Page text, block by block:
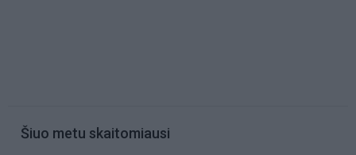
Šiuo metu skaitomiausi